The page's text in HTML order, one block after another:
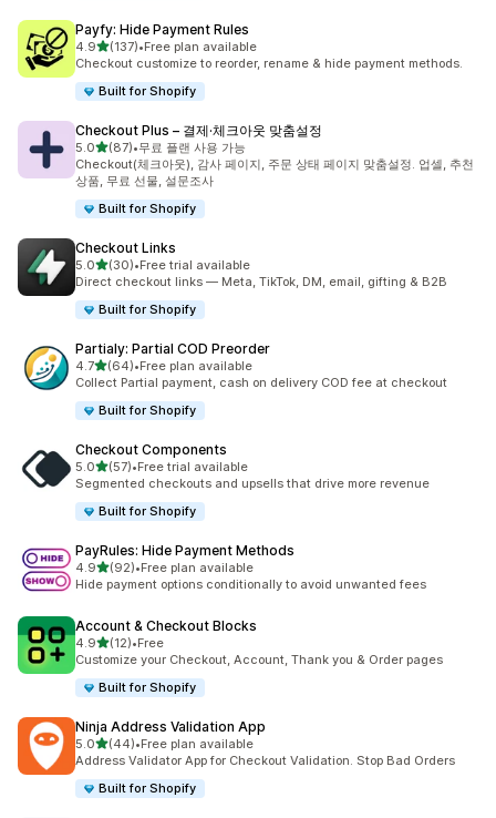
Payfy: Hide Payment Rules
4.9별 5개 중
(137)
총 리뷰 137개
•Free plan available
Checkout customize to reorder, rename & hide payment methods.
Built for Shopify
Checkout Plus – 결제·체크아웃 맞춤설정
5.0별 5개 중
(87)
총 리뷰 87개
•무료 플랜 사용 가능
Checkout(체크아웃), 감사 페이지, 주문 상태 페이지 맞춤설정. 업셀, 추천
상품, 무료 선물, 설문조사
Built for Shopify
Checkout Links
5.0별 5개 중
(30)
총 리뷰 30개
•Free trial available
Direct checkout links — Meta, TikTok, DM, email, gifting & B2B
Built for Shopify
Partialy: Partial COD Preorder
4.7별 5개 중
(64)
총 리뷰 64개
•Free plan available
Collect Partial payment, cash on delivery COD fee at checkout
Built for Shopify
Checkout Components
5.0별 5개 중
(57)
총 리뷰 57개
•Free trial available
Segmented checkouts and upsells that drive more revenue
Built for Shopify
PayRules: Hide Payment Methods
4.9별 5개 중
(92)
총 리뷰 92개
•Free plan available
Hide payment options conditionally to avoid unwanted fees
Account & Checkout Blocks
4.9별 5개 중
(12)
총 리뷰 12개
•Free
Customize your Checkout, Account, Thank you & Order pages
Built for Shopify
Ninja Address Validation App
5.0별 5개 중
(44)
총 리뷰 44개
•Free plan available
Address Validator App for Checkout Validation. Stop Bad Orders
Built for Shopify